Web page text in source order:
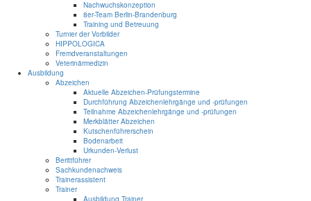
Nachwuchskonzeption
8er-Team Berlin-Brandenburg
Training und Betreuung
Turnier der Vorbilder
HIPPOLOGICA
Fremdveranstaltungen
Veterinärmedizin
Ausbildung
Abzeichen
Aktuelle Abzeichen-Prüfungstermine
Durchführung Abzeichenlehrgänge und -prüfungen
Teilnahme Abzeichenlehrgänge und -prüfungen
Merkblätter Abzeichen
Kutschenführerschein
Bodenarbeit
Urkunden-Verlust
Berittführer
Sachkundenachweis
Trainerassistent
Trainer